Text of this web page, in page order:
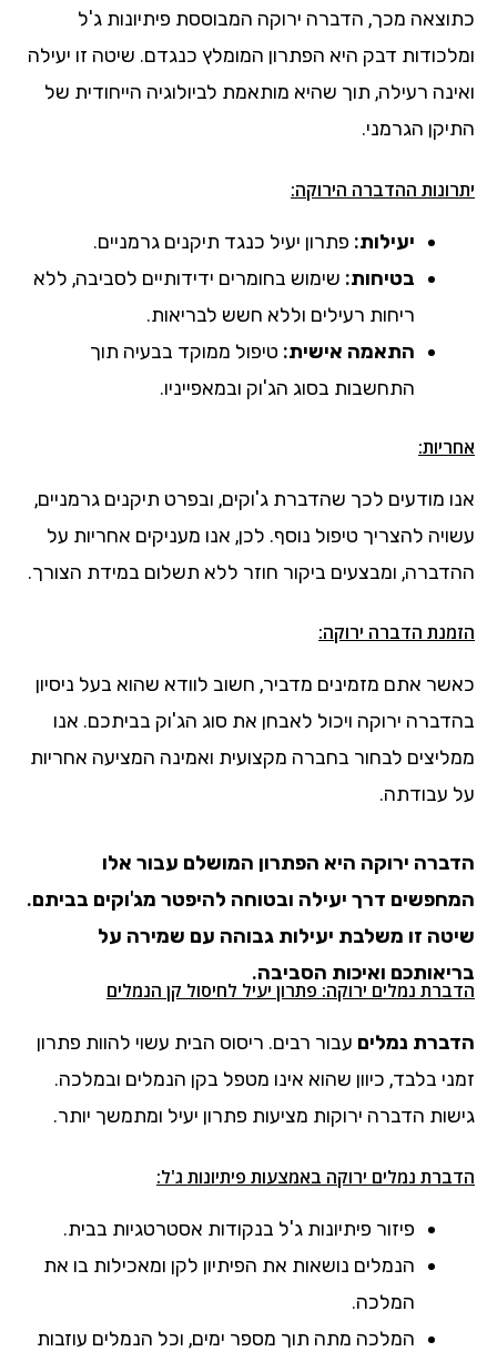
כתוצאה מכך, הדברה ירוקה המבוססת פיתיונות ג'ל
ומלכודות דבק היא הפתרון המומלץ כנגדם. שיטה זו יעילה
ואינה רעילה, תוך שהיא מותאמת לביולוגיה הייחודית של
התיקן הגרמני.
יתרונות ההדברה הירוקה:
יעילות: פתרון יעיל כנגד תיקנים גרמניים.
בטיחות: שימוש בחומרים ידידותיים לסביבה, ללא
ריחות רעילים וללא חשש לבריאות.
התאמה אישית: טיפול ממוקד בבעיה תוך
התחשבות בסוג הג'וק ובמאפייניו.
אחריות:
אנו מודעים לכך שהדברת ג'וקים, ובפרט תיקנים גרמניים,
עשויה להצריך טיפול נוסף. לכן, אנו מעניקים אחריות על
ההדברה, ומבצעים ביקור חוזר ללא תשלום במידת הצורך.
הזמנת הדברה ירוקה:
כאשר אתם מזמינים מדביר, חשוב לוודא שהוא בעל ניסיון
בהדברה ירוקה ויכול לאבחן את סוג הג'וק בביתכם. אנו
ממליצים לבחור בחברה מקצועית ואמינה המציעה אחריות
על עבודתה.
הדברה ירוקה היא הפתרון המושלם עבור אלו
המחפשים דרך יעילה ובטוחה להיפטר מג'וקים בביתם.
שיטה זו משלבת יעילות גבוהה עם שמירה על
בריאותכם ואיכות הסביבה.
הדברת נמלים ירוקה: פתרון יעיל לחיסול קן הנמלים
הדברת נמלים עבור רבים. ריסוס הבית עשוי להוות פתרון
זמני בלבד, כיוון שהוא אינו מטפל בקן הנמלים ובמלכה.
גישות הדברה ירוקות מציעות פתרון יעיל ומתמשך יותר.
הדברת נמלים ירוקה באמצעות פיתיונות ג'ל:
פיזור פיתיונות ג'ל בנקודות אסטרטגיות בבית.
הנמלים נושאות את הפיתיון לקן ומאכילות בו את
המלכה.
המלכה מתה תוך מספר ימים, וכל הנמלים עוזבות